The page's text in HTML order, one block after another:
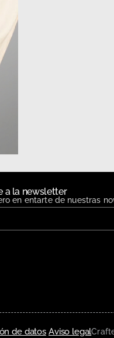
a la newsletter
en entarte de nuestras
de datos Aviso legal